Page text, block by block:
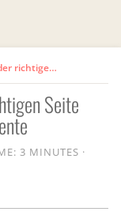
Grenzgang: Wer auf der richtigen Seite steht, braucht keine Argumente
Seite
3 MINUTES ·